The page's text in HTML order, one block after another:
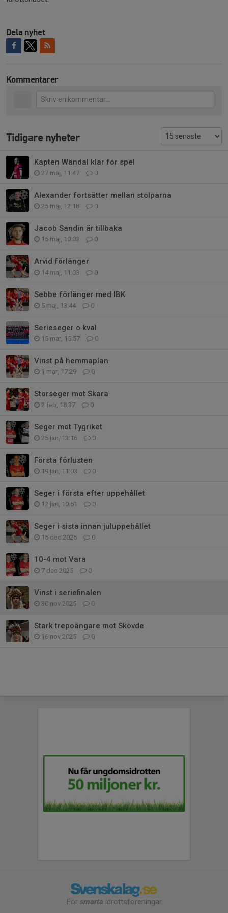
Dela nyhet
Kommentarer
Tidigare nyheter
Kapten Wändal klar för spel
27 maj, 11:47 0
Alexander fortsätter mellan stolparna
25 maj, 12:18 0
Jacob Sandin är tillbaka
15 maj, 10:03 0
Arvid förlänger
14 maj, 11:03 0
Sebbe förlänger med IBK
5 maj, 13:44 0
Serieseger o kval
15 mar, 15:57 0
Vinst på hemmaplan
1 mar, 17:29 0
Storseger mot Skara
2 feb, 18:37 0
Seger mot Tygriket
25 jan, 13:16 0
Första förlusten
19 jan, 11:03 0
Seger i första efter uppehållet
12 jan, 10:51 0
Seger i sista innan juluppehållet
15 dec 2025 0
10-4 mot Vara
7 dec 2025 0
Vinst i seriefinalen
30 nov 2025 0
Stark trepoängare mot Skövde
16 nov 2025 0
För smarta idrottsföreningar